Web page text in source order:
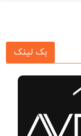
بک لینک